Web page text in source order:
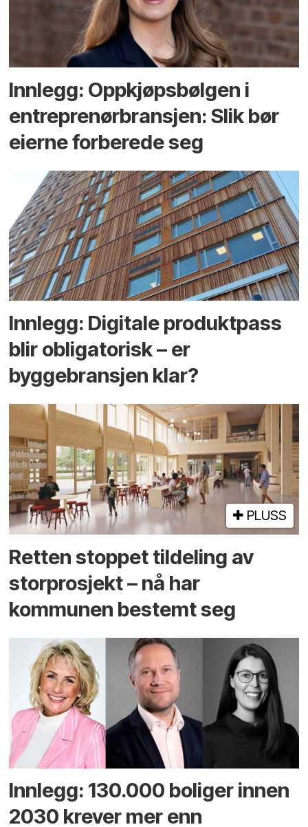
Innlegg: Oppkjøps­bølgen i
entreprenør­bransjen: Slik bør
eierne forberede seg
Innlegg: Digitale produktpass
blir obligatorisk – er
byggebransjen klar?
PLUSS
Retten stoppet tildeling av
storprosjekt – nå har
kommunen bestemt seg
Innlegg: 130.000 boliger innen
2030 krever mer enn